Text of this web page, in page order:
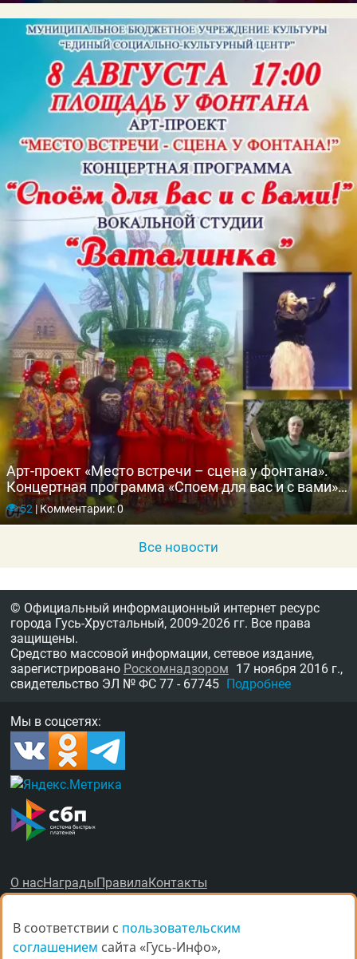
Арт-проект «Место встречи – сцена у фонтана».
Концертная программа «Споем для вас и с вами»
вокальной студии «Ваталинка»
52 |Комментарии: 0
Все новости
© Официальный информационный интернет ресурс
города Гусь-Хрустальный, 2009-2026 гг. Все права
защищены.
Средство массовой информации, сетевое издание,
зарегистрировано Роскомнадзором 17 ноября 2016 г.,
свидетельство ЭЛ № ФС 77 - 67745 Подробнее
Мы в соцсетях:
О насНаградыПравилаКонтакты
Рекламные услуги в Гусь-Хрустальном
В соответствии с пользовательским
соглашением сайта «Гусь-Инфо»,
В соответствии с пользовательским
соглашением сайта «Гусь-Инфо»,